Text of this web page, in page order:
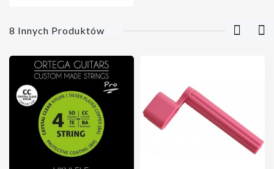
8 Innych Produktów